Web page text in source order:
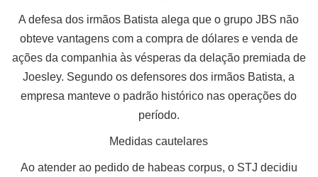
A defesa dos irmãos Batista alega que o grupo JBS não
obteve vantagens com a compra de dólares e venda de
ações da companhia às vésperas da delação premiada de
Joesley. Segundo os defensores dos irmãos Batista, a
empresa manteve o padrão histórico nas operações do
período.
Medidas cautelares
Ao atender ao pedido de habeas corpus, o STJ decidiu